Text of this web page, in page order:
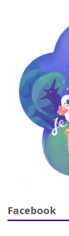
Facebook